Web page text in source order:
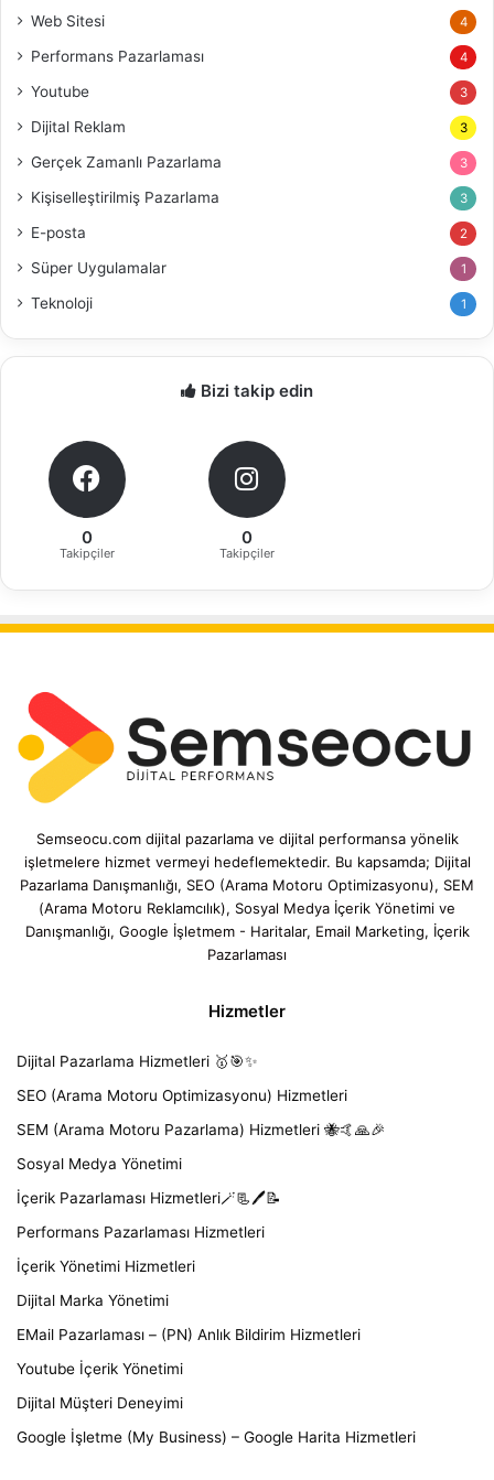
Web Sitesi 4
Performans Pazarlaması 4
Youtube 3
Dijital Reklam 3
Gerçek Zamanlı Pazarlama 3
Kişiselleştirilmiş Pazarlama 3
E-posta 2
Süper Uygulamalar 1
Teknoloji 1
Bizi takip edin
0
Takipçiler
0
Takipçiler
Semseocu.com dijital pazarlama ve dijital performansa yönelik
işletmelere hizmet vermeyi hedeflemektedir. Bu kapsamda; Dijital
Pazarlama Danışmanlığı, SEO (Arama Motoru Optimizasyonu), SEM
(Arama Motoru Reklamcılık), Sosyal Medya İçerik Yönetimi ve
Danışmanlığı, Google İşletmem - Haritalar, Email Marketing, İçerik
Pazarlaması
Hizmetler
Dijital Pazarlama Hizmetleri 🥇🎯✨
SEO (Arama Motoru Optimizasyonu) Hizmetleri
SEM (Arama Motoru Pazarlama) Hizmetleri 🐝🤙🙏🎉
Sosyal Medya Yönetimi
İçerik Pazarlaması Hizmetleri🪄📃🖊️📝
Performans Pazarlaması Hizmetleri
İçerik Yönetimi Hizmetleri
Dijital Marka Yönetimi
EMail Pazarlaması – (PN) Anlık Bildirim Hizmetleri
Youtube İçerik Yönetimi
Dijital Müşteri Deneyimi
Google İşletme (My Business) – Google Harita Hizmetleri